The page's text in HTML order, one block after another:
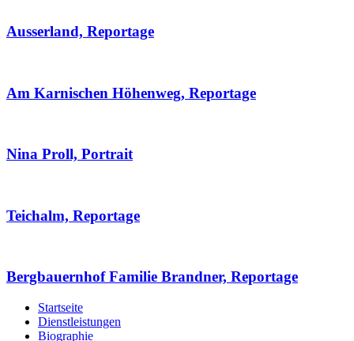
Ausserland, Reportage
Am Karnischen Höhenweg, Reportage
Nina Proll, Portrait
Teichalm, Reportage
Bergbauernhof Familie Brandner, Reportage
Startseite
Dienstleistungen
Biographie